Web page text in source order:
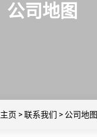
公司地图
主页 >联系我们 > 公司地图